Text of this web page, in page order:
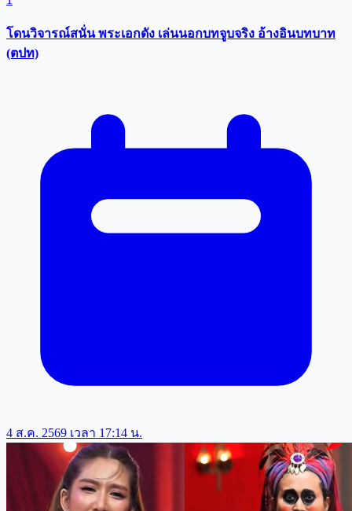
โดนวิจารณ์สนั่น พระเอกดัง เล่นนอกบทจูบจริง อ้างอินบทบาท
(ตปท)
4 ส.ค. 2569 เวลา 17:14 น.